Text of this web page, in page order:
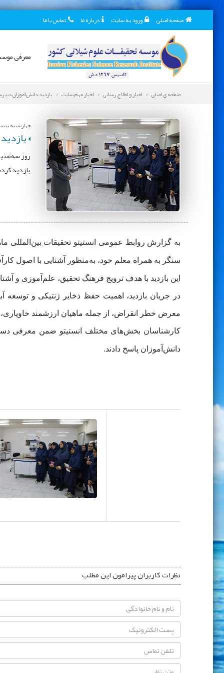
صفحه اصلی ورود به سایت درباره ما تماس با ما
معرفی
صفحه ی اصلی اخبار و اطلاع رسانی اخبار مهم سایت بازدید دانش‌آموزان
چهارشنبه
بازدید
سنگر به همراه معلم خود، به‌منظور آشنایی با اصول
این بازدید با هدف ترویج فرهنگ تحقیق، علم‌آموزی و
در جریان بازدید، اهمیت حفظ ذخایر ژنتیکی و
معرض خطر انقراض، از جمله ماهیان ارزشمند خاویاری،
کارشناسان بخش‌های مختلف انستیتو ضمن معرفی
دانش‌آموزان پاسخ دادند.
نظرات کاربران پیرامون این مطلب